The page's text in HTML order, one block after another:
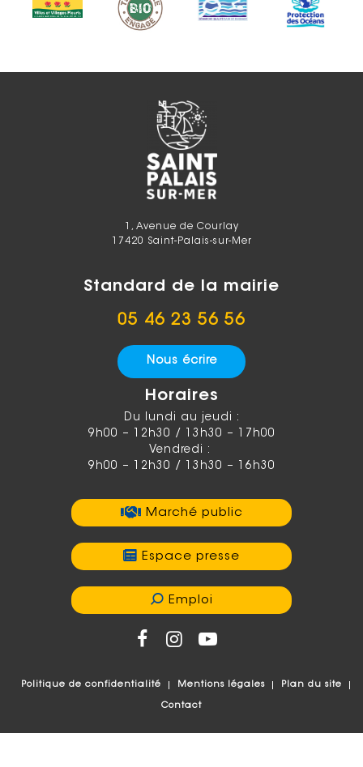
1, Avenue de Courlay
17420 Saint-Palais-sur-Mer
Standard de la mairie
05 46 23 56 56
Nous écrire
Horaires
Du lundi au jeudi :
9h00 – 12h30 / 13h30 – 17h00
Vendredi :
9h00 – 12h30 / 13h30 – 16h30
Marché public
Espace presse
Emploi
Politique de confidentialité Mentions légales Plan du site
Contact